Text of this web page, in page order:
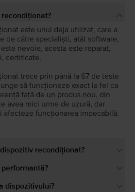
este unul deja utilizat, care a
de către specialiști, atât software,
nevoie, acesta este reparat,
certificate.
trece prin până la 67 de teste
să funcționeze exact la fel ca
față de un produs nou, din
avea mici urme de uzură, dar
afecteze funcționarea impecabilă.
recondiționat?
dispozitivului?